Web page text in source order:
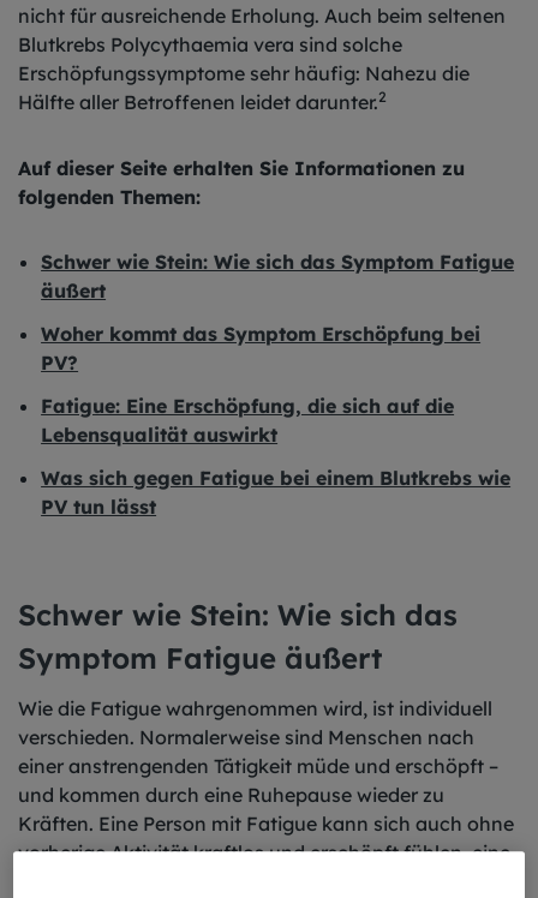
nicht für ausreichende Erholung. Auch beim seltenen
Blutkrebs Polycythaemia vera sind solche
Erschöpfungssymptome sehr häufig: Nahezu die
Hälfte aller Betroffenen leidet darunter.2
Auf dieser Seite erhalten Sie Informationen zu
folgenden Themen:
Schwer wie Stein: Wie sich das Symptom Fatigue
äußert
Woher kommt das Symptom Erschöpfung bei
PV?
Fatigue: Eine Erschöpfung, die sich auf die
Lebensqualität auswirkt
Was sich gegen Fatigue bei einem Blutkrebs wie
PV tun lässt
Schwer wie Stein: Wie sich das
Symptom Fatigue äußert
Wie die Fatigue wahrgenommen wird, ist individuell
verschieden. Normalerweise sind Menschen nach
einer anstrengenden Tätigkeit müde und erschöpft –
und kommen durch eine Ruhepause wieder zu
Kräften. Eine Person mit Fatigue kann sich auch ohne
vorherige Aktivität kraftlos und erschöpft fühlen, eine